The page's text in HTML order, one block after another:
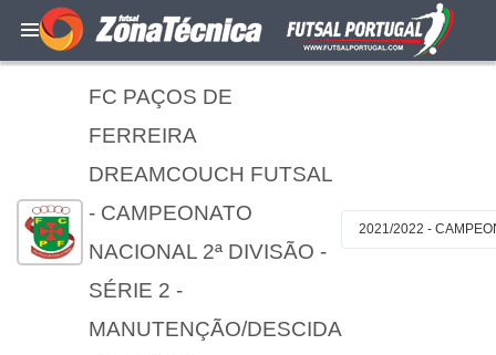
FC PAÇOS DE
FERREIRA
DREAMCOUCH FUTSAL
- CAMPEONATO
NACIONAL 2ª DIVISÃO -
SÉRIE 2 -
MANUTENÇÃO/DESCIDA
2021/2022 -